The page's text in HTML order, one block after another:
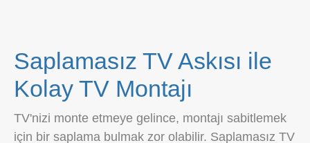
Saplamasız TV Askısı ile
Kolay TV Montajı
TV'nizi monte etmeye gelince, montajı sabitlemek
için bir saplama bulmak zor olabilir. Saplamasız TV